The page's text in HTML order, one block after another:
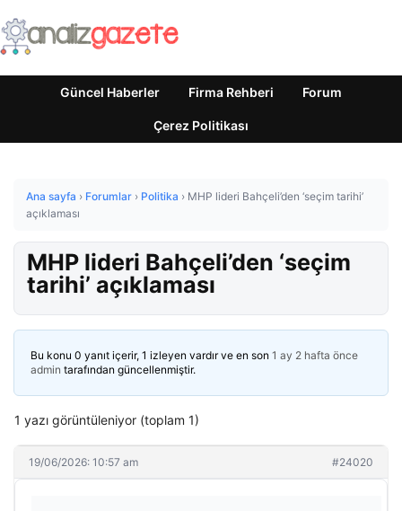
Güncel Haberler Firma Rehberi Forum
Çerez Politikası
Ana sayfa › Forumlar › Politika › MHP lideri Bahçeli’den ‘seçim tarihi’
açıklaması
MHP lideri Bahçeli’den ‘seçim
tarihi’ açıklaması
Bu konu 0 yanıt içerir, 1 izleyen vardır ve en son 1 ay 2 hafta önce
admin tarafından güncellenmiştir.
1 yazı görüntüleniyor (toplam 1)
19/06/2026: 10:57 am #24020